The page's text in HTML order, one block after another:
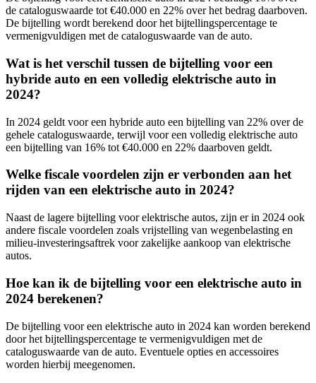
de cataloguswaarde tot €40.000 en 22% over het bedrag daarboven.
De bijtelling wordt berekend door het bijtellingspercentage te
vermenigvuldigen met de cataloguswaarde van de auto.
Wat is het verschil tussen de bijtelling voor een
hybride auto en een volledig elektrische auto in
2024?
In 2024 geldt voor een hybride auto een bijtelling van 22% over de
gehele cataloguswaarde, terwijl voor een volledig elektrische auto
een bijtelling van 16% tot €40.000 en 22% daarboven geldt.
Welke fiscale voordelen zijn er verbonden aan het
rijden van een elektrische auto in 2024?
Naast de lagere bijtelling voor elektrische autos, zijn er in 2024 ook
andere fiscale voordelen zoals vrijstelling van wegenbelasting en
milieu-investeringsaftrek voor zakelijke aankoop van elektrische
autos.
Hoe kan ik de bijtelling voor een elektrische auto in
2024 berekenen?
De bijtelling voor een elektrische auto in 2024 kan worden berekend
door het bijtellingspercentage te vermenigvuldigen met de
cataloguswaarde van de auto. Eventuele opties en accessoires
worden hierbij meegenomen.